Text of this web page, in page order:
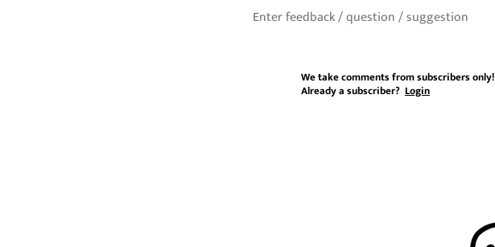
We take comments from subscribers only!
Already a subscriber? Login